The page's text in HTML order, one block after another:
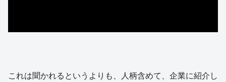
これは聞かれるというよりも、人柄含めて、企業に紹介し